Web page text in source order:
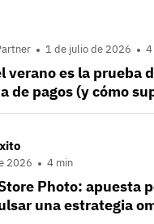
1 de julio de 2026 4
verano es la prueba
de pagos (y cómo
2026 4 min
Photo: apuesta
una estrategia